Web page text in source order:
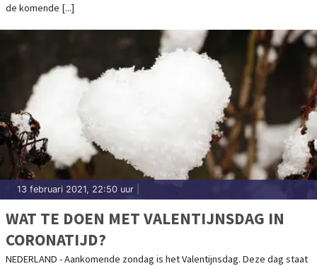
de komende [...]
13 februari 2021, 22:50 uur
WAT TE DOEN MET VALENTIJNSDAG IN
CORONATIJD?
NEDERLAND - Aankomende zondag is het Valentijnsdag. Deze dag staat